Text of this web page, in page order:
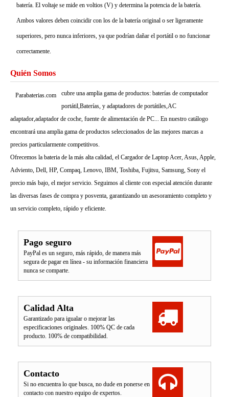
batería. El voltaje se mide en voltios (V) y determina la potencia de la batería.
Ambos valores deben coincidir con los de la batería original o ser ligeramente
superiores, pero nunca inferiores, ya que podrían dañar el portátil o no funcionar
correctamente.
Quién Somos
Parabaterias.com
cubre una amplia gama de productos: baterías de computador
portátil,Baterías, y adaptadores de portátiles,AC
adaptador,adaptador de coche, fuente de alimentación de PC... En nuestro catálogo
encontrará una amplia gama de productos seleccionados de las mejores marcas a
precios particularmente competitivos.
Ofrecemos la bateria de la más alta calidad, el Cargador de Laptop Acer, Asus, Apple,
Adviento, Dell, HP, Compaq, Lenovo, IBM, Toshiba, Fujitsu, Samsung, Sony el
precio más bajo, el mejor servicio. Seguimos al cliente con especial atención durante
las diversas fases de compra y posventa, garantizando un asesoramiento completo y
un servicio completo, rápido y eficiente.
Pago seguro
PayPal es un seguro, más rápido, de manera más
segura de pagar en línea - su información financiera
nunca se comparte.
Calidad Alta
Garantizado para igualar o mejorar las
especificaciones originales. 100% QC de cada
producto. 100% de compatibilidad.
Contacto
Si no encuentra lo que busca, no dude en ponerse en
contacto con nuestro equipo de expertos.